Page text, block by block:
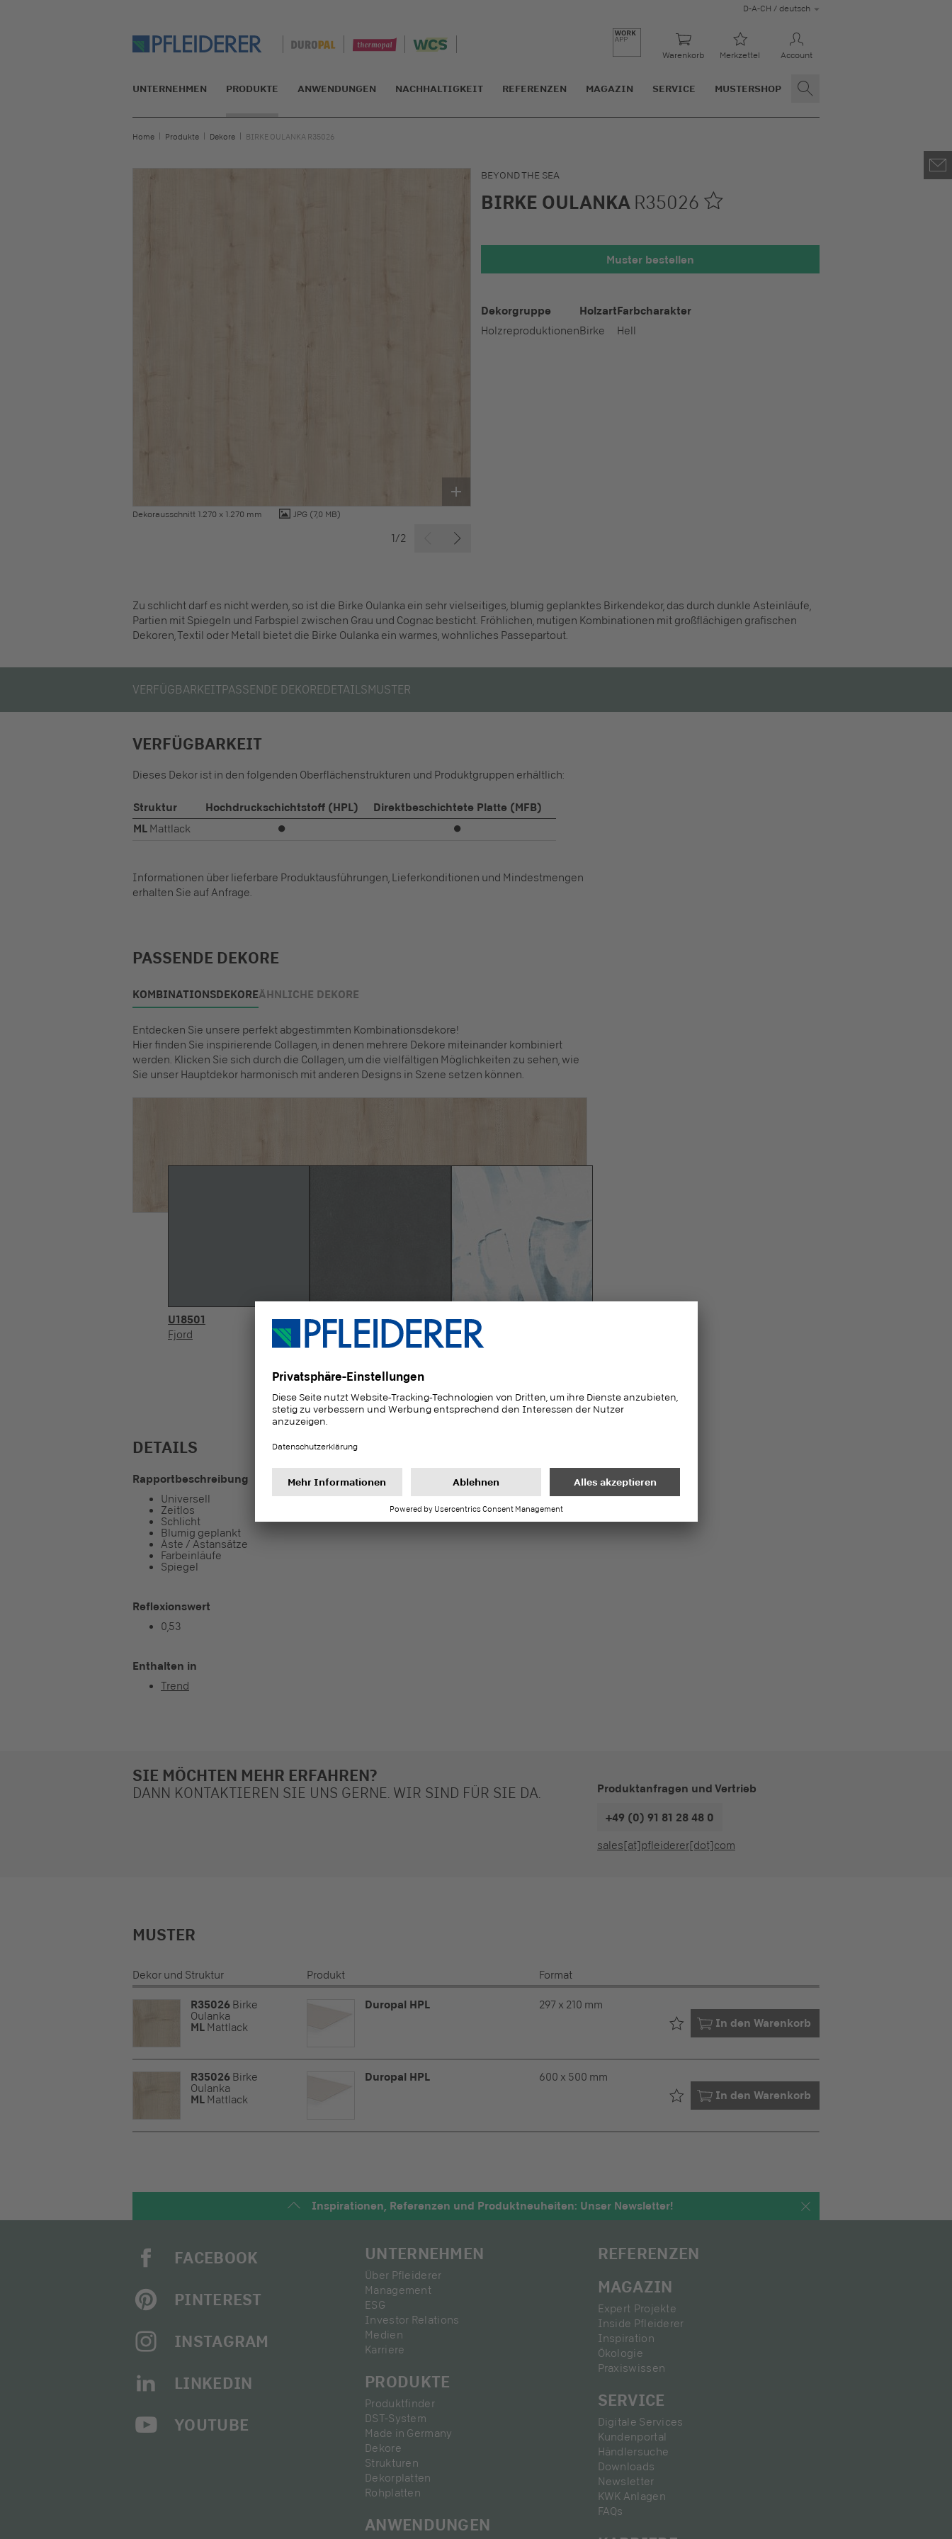
D-A-CH / deutsch
Warenkorb Merkzettel Account
UNTERNEHMEN PRODUKTE ANWENDUNGEN NACHHALTIGKEIT REFERENZEN MAGAZIN SERVICE MUSTERSHOP
Home Produkte Dekore BIRKE OULANKA R35026
Dekorausschnitt 1.270 x 1.270 mm JPG (7,0 MB)
1/2
BEYOND THE SEA
BIRKE OULANKA R35026
Muster bestellen
Dekorgruppe
Holzreproduktionen
Holzart
Birke
Farbcharakter
Hell
Zu schlicht darf es nicht werden, so ist die Birke Oulanka ein sehr vielseitiges, blumig geplanktes Birkendekor, das durch dunkle Asteinläufe,
Partien mit Spiegeln und Farbspiel zwischen Grau und Cognac besticht. Fröhlichen, mutigen Kombinationen mit großflächigen grafischen
Dekoren, Textil oder Metall bietet die Birke Oulanka ein warmes, wohnliches Passepartout.
VERFÜGBARKEITPASSENDE DEKOREDETAILSMUSTER
VERFÜGBARKEIT
Dieses Dekor ist in den folgenden Oberflächenstrukturen und Produktgruppen erhältlich:
Struktur Hochdruckschichtstoff (HPL)
Direktbeschichtete Platte (MFB)
ML Mattlack ⏺ ⏺
Informationen über lieferbare Produktausführungen, Lieferkonditionen und Mindestmengen
erhalten Sie auf Anfrage.
PASSENDE DEKORE
KOMBINATIONSDEKOREÄHNLICHE DEKORE
Entdecken Sie unsere perfekt abgestimmten Kombinationsdekore!
Hier finden Sie inspirierende Collagen, in denen mehrere Dekore miteinander kombiniert
werden. Klicken Sie sich durch die Collagen, um die vielfältigen Möglichkeiten zu sehen, wie
Sie unser Hauptdekor harmonisch mit anderen Designs in Szene setzen können.
U18501
Fjord
F76111
Kito Stahl
F79031
Jungle blue
DETAILS
Rapportbeschreibung
Universell
Zeitlos
Schlicht
Blumig geplankt
Äste / Astansätze
Farbeinläufe
Spiegel
Reflexionswert
0,53
Enthalten in
Trend
SIE MÖCHTEN MEHR ERFAHREN?
DANN KONTAKTIEREN SIE UNS GERNE. WIR SIND FÜR SIE DA. Produktanfragen und Vertrieb
+49 (0) 91 81 28 48 0
sales[at]pfleiderer[dot]com
MUSTER
Dekor und Struktur Produkt Format
R35026 Birke
Oulanka
ML Mattlack
Duropal HPL 297 x 210 mm
In den Warenkorb
Bereits in Ihrem
R35026 Birke
Oulanka
ML Mattlack
Duropal HPL 600 x 500 mm
In den Warenkorb
Bereits in Ihrem
Inspirationen, Referenzen und Produktneuheiten: Unser Newsletter!
FACEBOOK
PINTEREST
INSTAGRAM
LINKEDIN
YOUTUBE
UNTERNEHMEN
Über Pfleiderer
Management
ESG
Investor Relations
Medien
Karriere
PRODUKTE
Produktfinder
DST-System
Made in Germany
Dekore
Strukturen
Dekorplatten
Rohplatten
ANWENDUNGEN
REFERENZEN
MAGAZIN
Expert Projekte
Inside Pfleiderer
Inspiration
Ökologie
Praxiswissen
SERVICE
Digitale Services
Kundenportal
Händlersuche
Downloads
Newsletter
KWK Anlagen
FAQs